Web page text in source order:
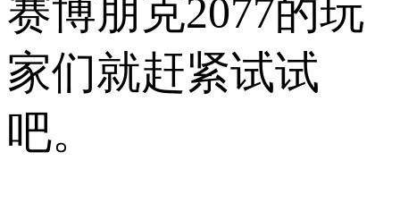
赛博朋克2077的玩
家们就赶紧试试
吧。